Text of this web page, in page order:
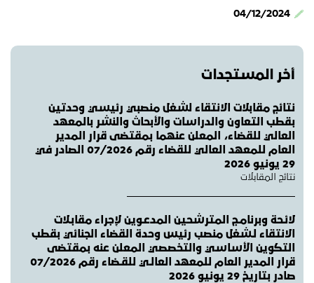
04/12/2024
أخر المستجدات
نتائج مقابلات الانتقاء لشغل منصبي رئيسي وحدتين
بقطب التعاون والدراسات والأبحاث والنشر بالمعهد
العالي للقضاء، المعلن عنهما بمقتضى قرار المدير
العام للمعهد العالي للقضاء رقم 07/2026 الصادر في
29 يونيو 2026
نتائج المقابلات
لائـحة وبرنامـج المترشحين المدعـوين لإجراء مقابـلات
الانتقاء لـشغل منصب رئيس وحدة القضاء الجنائي بقطب
التكوين الأساسي والتخصصي المعلن عنه بمقتضى
قرار المدير العام للمعهد العالـي للقـضاء رقم 07/2026
صادر بتاريخ 29 يونيو 2026